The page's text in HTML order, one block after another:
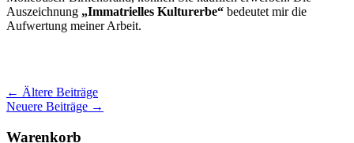
Auszeichnung „Immatrielles Kulturerbe“ bedeutet mir die
Aufwertung meiner Arbeit.
Beitragsnavigation
← Ältere Beiträge
Neuere Beiträge →
Warenkorb